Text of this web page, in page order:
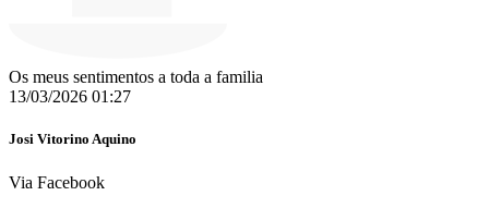
Os meus sentimentos a toda a familia
13/03/2026 01:27
Josi Vitorino Aquino
Via Facebook